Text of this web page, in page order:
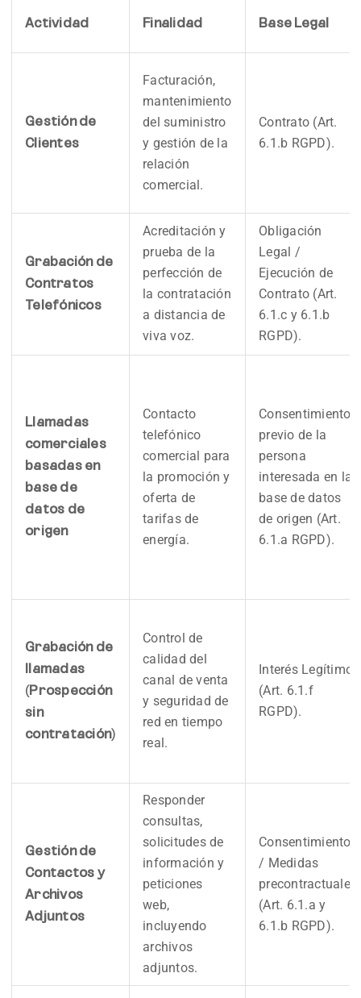
Actividad Finalidad Base Legal
Gestión de
Clientes
Facturación,
mantenimiento
del suministro
y gestión de la
relación
comercial.
Contrato (Art.
6.1.b RGPD).
Grabación de
Contratos
Telefónicos
Acreditación y
prueba de la
perfección de
la contratación
a distancia de
viva voz.
Obligación
Legal /
Ejecución de
Contrato (Art.
6.1.c y 6.1.b
RGPD).
Llamadas
comerciales
basadas en
base de
datos de
origen
Contacto
telefónico
comercial para
la promoción y
oferta de
tarifas de
energía.
Consentimiento
previo de la
persona
interesada en la
base de datos
de origen (Art.
6.1.a RGPD).
Grabación de
llamadas
(Prospección
sin
contratación)
Control de
calidad del
canal de venta
y seguridad de
red en tiempo
real.
Interés Legítimo
(Art. 6.1.f
RGPD).
Gestión de
Contactos y
Archivos
Adjuntos
Responder
consultas,
solicitudes de
información y
peticiones
web,
incluyendo
archivos
adjuntos.
Consentimiento
/ Medidas
precontractuales
(Art. 6.1.a y
6.1.b RGPD).